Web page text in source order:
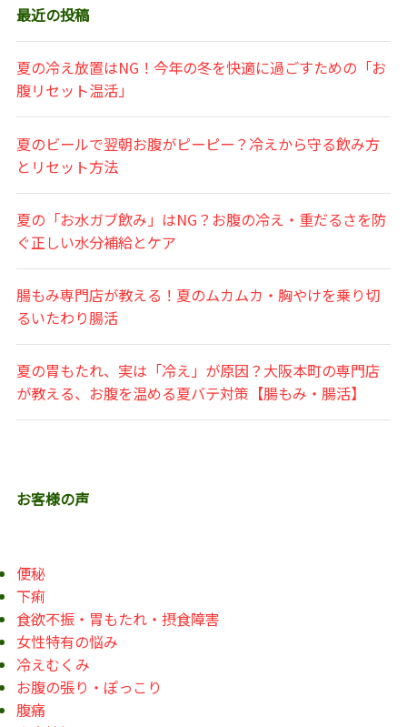
最近の投稿
夏の冷え放置はNG！今年の冬を快適に過ごすための「お
腹リセット温活」
夏のビールで翌朝お腹がピーピー？冷えから守る飲み方
とリセット方法
夏の「お水ガブ飲み」はNG？お腹の冷え・重だるさを防
ぐ正しい水分補給とケア
腸もみ専門店が教える！夏のムカムカ・胸やけを乗り切
るいたわり腸活
夏の胃もたれ、実は「冷え」が原因？大阪本町の専門店
が教える、お腹を温める夏バテ対策【腸もみ・腸活】
お客様の声
便秘
下痢
食欲不振・胃もたれ・摂食障害
女性特有の悩み
冷えむくみ
お腹の張り・ぽっこり
腹痛